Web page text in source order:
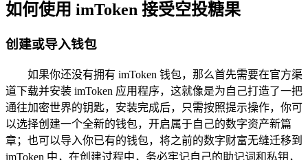
如何使用 imToken 接受空投糖果
创建或导入钱包
如果你还没有拥有 imToken 钱包，那么首先需要在官方渠
道下载并安装 imToken 应用程序，这就像是为自己打造了一把
通往加密世界的钥匙，安装完成后，只需按照提示操作，你可
以选择创建一个全新的钱包，开启属于自己的数字资产新篇
章；也可以导入你已有的钱包，将之前的数字财富无缝迁移到
imToken 中，在创建过程中，务必牢记自己的助记词和私钥，